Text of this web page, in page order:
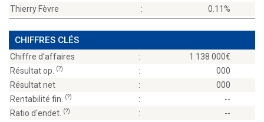
Thierry Fèvre
: 0.11%
CHIFFRES CLÉS
Chiffre d'affaires :
1 138 000
Résultat op.
(?) :
000
Résultat net
:
000
Rentabilité fin.
(?) :
--
Ratio d'endet. (?) :
--